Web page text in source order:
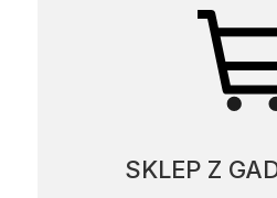
SKLEP Z